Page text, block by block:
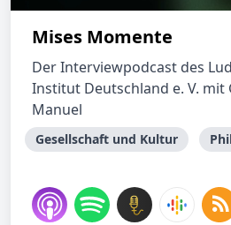
Mises Momente
Der Interviewpodcast des
Institut Deutschland e. V. mit
Manuel
Gesellschaft und Kultur